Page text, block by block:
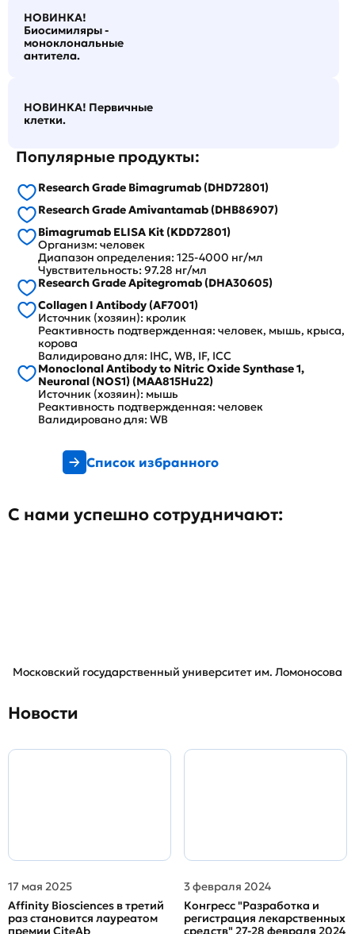
НОВИНКА!
Биосимиляры -
моноклональные
антитела.
НОВИНКА! Первичные
клетки.
Популярные продукты:
Research Grade Bimagrumab (DHD72801)
Research Grade Amivantamab (DHB86907)
Bimagrumab ELISA Kit (KDD72801)
Организм: человек
Диапазон определения: 125-4000 нг/мл
Чувствительность: 97.28 нг/мл
Research Grade Apitegromab (DHA30605)
Collagen I Antibody (AF7001)
Источник (хозяин): кролик
Реактивность подтвержденная: человек, мышь, крыса,
корова
Валидировано для: IHC, WB, IF, ICC
Monoclonal Antibody to Nitric Oxide Synthase 1,
Neuronal (NOS1) (MAA815Hu22)
Источник (хозяин): мышь
Реактивность подтвержденная: человек
Валидировано для: WB
Список избранного
С нами успешно сотрудничают:
Московский государственный университет им. Ломоносова
Новости
17 мая 2025
Affinity Biosciences в третий
раз становится лауреатом
премии CiteAb
3 февраля 2024
Конгресс "Разработка и
регистрация лекарственных
средств" 27-28 февраля 2024